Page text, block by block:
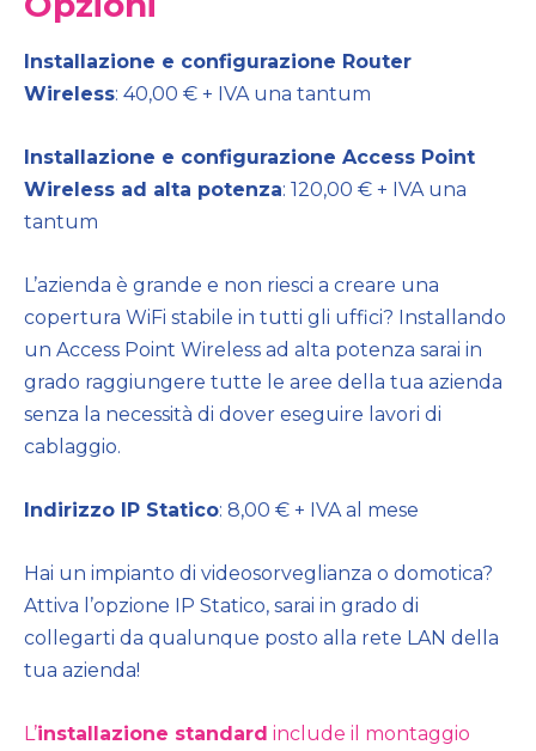
Installazione e configurazione Router
Wireless: 40,00 € + IVA una tantum
Installazione e configurazione Access Point
Wireless ad alta potenza: 120,00 € + IVA una
tantum
L’azienda è grande e non riesci a creare una
copertura WiFi stabile in tutti gli uffici? Installando
un Access Point Wireless ad alta potenza sarai in
grado raggiungere tutte le aree della tua azienda
senza la necessità di dover eseguire lavori di
cablaggio.
Indirizzo IP Statico: 8,00 € + IVA al mese
Hai un impianto di videosorveglianza o domotica?
Attiva l’opzione IP Statico, sarai in grado di
collegarti da qualunque posto alla rete LAN della
tua azienda!
L’installazione standard include il montaggio